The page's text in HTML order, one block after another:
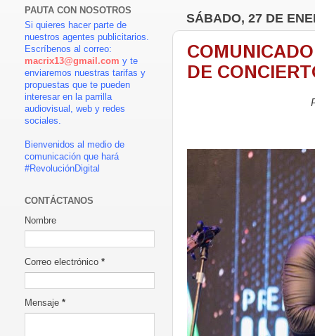
SÁBADO, 27 DE
DE
PAUTA CON NOSOTROS
Si quieres hacer parte de
nuestros agentes publicitarios.
Escríbenos al correo:
macrix13@gmail.com y te
enviaremos nuestras tarifas y
propuestas que te pueden
interesar en la parrilla
audiovisual, web y redes
sociales.
Bienvenidos al medio de
comunicación que hará
#RevoluciónDigital
CONTÁCTANOS
Nombre
Correo electrónico *
Mensaje *